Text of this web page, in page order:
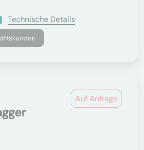
Technische Details
Auf Anfrage